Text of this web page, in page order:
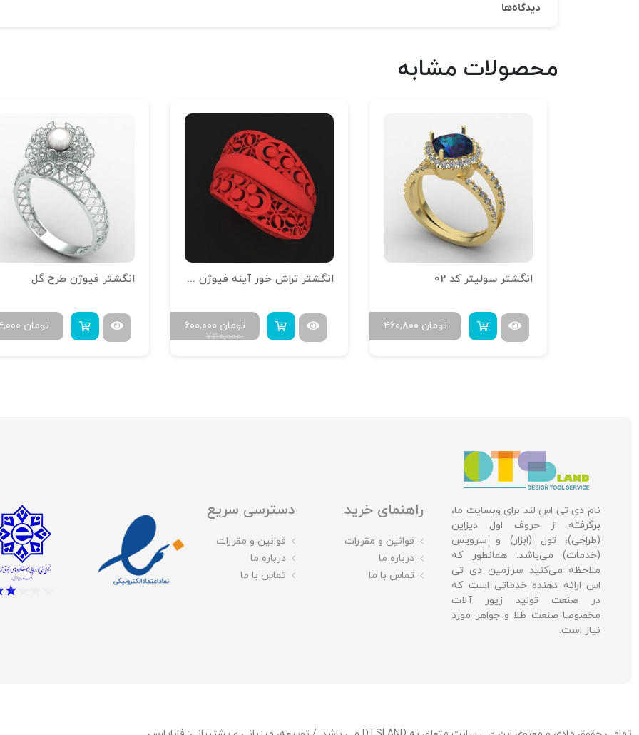
دیدگاه‌ها
محصولات مشابه
انگشتر سولیتر کد 02
۴۶۰,۸۰۰ تومان
انگشتر تراش خور آینه فیوژن R-T-16
۷۳۰,۰۰۰
۶۰۰,۰۰۰ تومان
انگشتر فیوژن طرح گل
تومان
نام دی تی اس لند برای وبسایت ما،
برگرفته از حروف اول دیزاین
(طراحی)، تول (ابزار) و سرویس
(خدمات) می‌باشد. همانطور که
ملاحظه می‌کنید سرزمین دی تی
اس ارائه دهنده خدماتی است که
در صنعت تولید زیور آلات
مخصوصا صنعت طلا و جواهر مورد
نیاز است.
راهنمای خرید
قوانین و مقررات
درباره ما
تماس با ما
دسترسی سریع
قوانین و مقررات
درباره ما
تماس با ما